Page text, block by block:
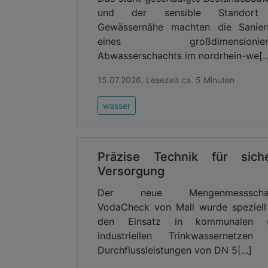
Verständnistest gibt Rückmeldung über
Advertising
Abonnieren Sie unseren
Ausgabe
Baustellenrelevante Sachverhalte
Zusätzlich stehen auf dem YOUTUBE-
behandeln Schwerpunktthemen, die
die Herstellung der Bettung, den
Verdichtung bis hin zu Rohrstatik und
die Themen Dichtheitsprüfung und
Barrierefreier Zugang
Die Gütegemeinschaft Kanalbau
und der sensible
Gewässernähe machten die
eines
Abwasserschachts im nordrhein-
15.07.2026, Lesezeit ca. 5 Minuten
wasser
Präzise Technik für
Versorgung
Der neue
VodaCheck von Mall wurde
den Einsatz in kommunalen
industriellen Trinkwassernetzen
Durchflussleistungen von DN 5[...]